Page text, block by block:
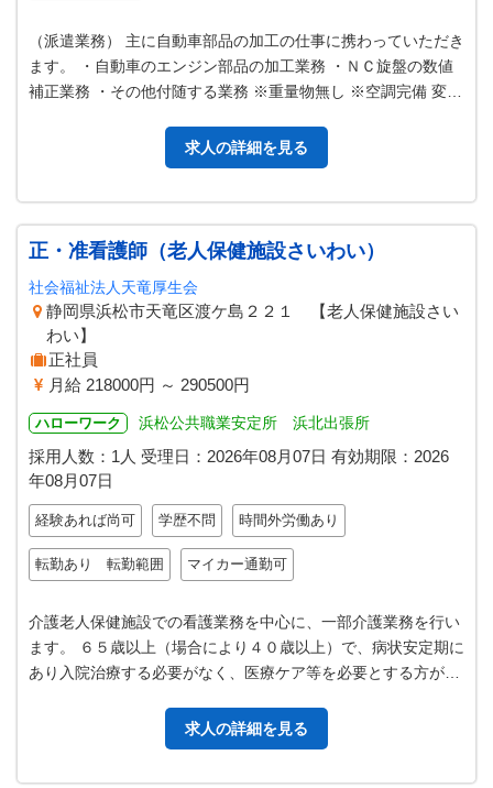
（派遣業務） 主に自動車部品の加工の仕事に携わっていただき
ます。 ・自動車のエンジン部品の加工業務 ・ＮＣ旋盤の数値
補正業務 ・その他付随する業務 ※重量物無し ※空調完備 変更
求人の詳細を見る
正・准看護師（老人保健施設さいわい）
社会福祉法人天竜厚生会
静岡県浜松市天竜区渡ケ島２２１ 【老人保健施設さい
わい】
正社員
月給 218000円 ～ 290500円
ハローワーク 浜松公共職業安定所 浜北出張所
採用人数：1人 受理日： 2026年08月07日 有効期限： 2026
年08月07日
経験あれば尚可 学歴不問 時間外労働あり
転勤あり 転勤範囲 マイカー通勤可
介護老人保健施設での看護業務を中心に、一部介護業務を行い
ます。 ６５歳以上（場合により４０歳以上）で、病状安定期に
あり入院治療する必要がなく、医療ケア等を必要とする方が入
求人の詳細を見る